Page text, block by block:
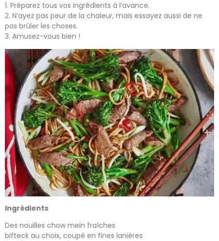
1. Préparez tous vos ingrédients à l’avance.
2. N’ayez pas peur de la chaleur, mais essayez aussi de ne
pas brûler les choses.
3. Amusez-vous bien !
Ingrédients
Des nouilles chow mein fraîches
bifteck au choix, coupé en fines lanières